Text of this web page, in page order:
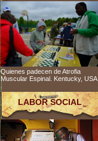
Quienes padecen de Atrofia
Muscular Espinal. Kentucky, USA
LABOR SOCIAL